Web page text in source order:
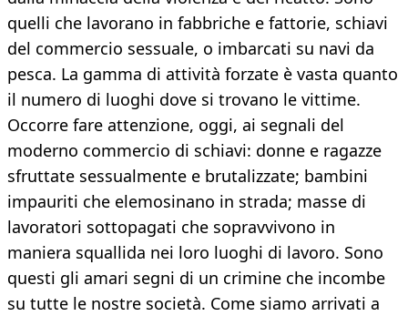
quelli che lavorano in fabbriche e fattorie, schiavi
del commercio sessuale, o imbarcati su navi da
pesca. La gamma di attività forzate è vasta quanto
il numero di luoghi dove si trovano le vittime.
Occorre fare attenzione, oggi, ai segnali del
moderno commercio di schiavi: donne e ragazze
sfruttate sessualmente e brutalizzate; bambini
impauriti che elemosinano in strada; masse di
lavoratori sottopagati che sopravvivono in
maniera squallida nei loro luoghi di lavoro. Sono
questi gli amari segni di un crimine che incombe
su tutte le nostre società. Come siamo arrivati a